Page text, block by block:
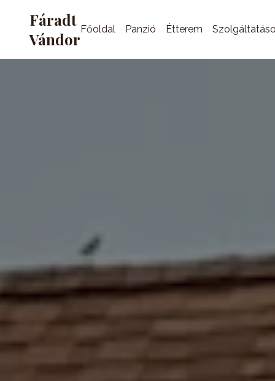
Fáradt
Vándor
Főoldal Panzió Étterem